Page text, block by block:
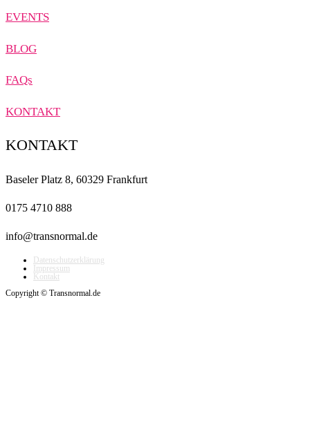
EVENTS
BLOG
FAQs
KONTAKT
KONTAKT
Baseler Platz 8, 60329 Frankfurt
0175 4710 888
info@transnormal.de
Datenschutzerklärung
Impressum
Kontakt
Copyright © Transnormal.de